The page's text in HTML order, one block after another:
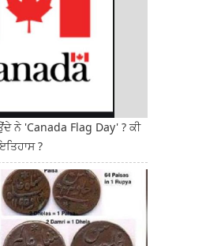
ਨੇ 'Canada Flag Day' ? ਕੀ
?